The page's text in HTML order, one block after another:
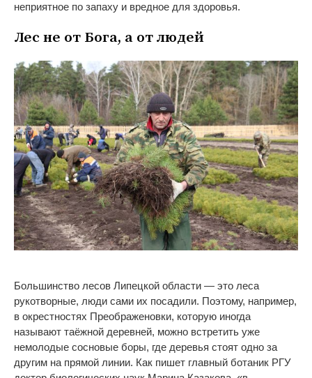
неприятное по запаху и вредное для здоровья.
Лес не от Бога, а от людей
Большинство лесов Липецкой области — это леса
рукотворные, люди сами их посадили. Поэтому, например,
в окрестностях Преображеновки, которую иногда
называют таёжной деревней, можно встретить уже
немолодые сосновые боры, где деревья стоят одно за
другим на прямой линии. Как пишет главный ботаник РГУ